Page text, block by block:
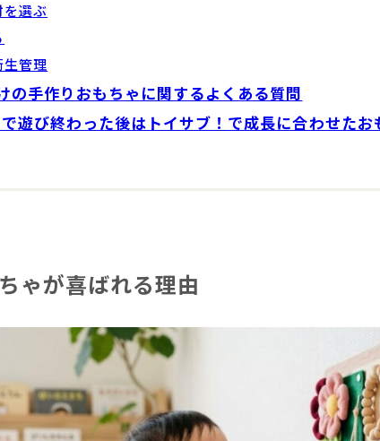
選ぶ
管理
の手作りおもちゃに関するよくある質問
遊び終わった後はトイサブ！で成長に合わせたお
ゃが喜ばれる理由